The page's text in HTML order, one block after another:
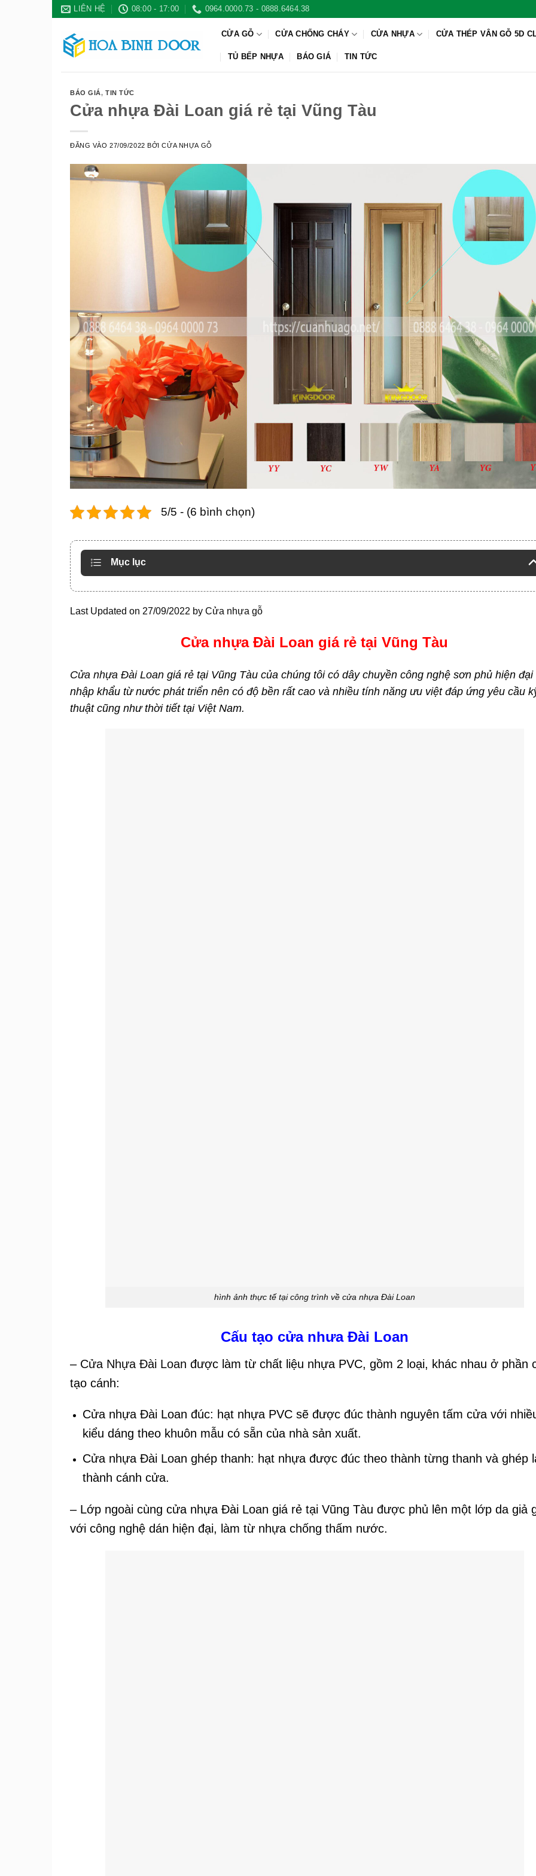
Bỏ
dung
LIÊN HỆ 08:00 - 17:00 0964.0000.73 - 0888.6464.38
CỬA GỖ CỬA CHỐNG CHÁY CỬA NHỰA CỬA THÉP VÂN GỖ 5D
TỦ BẾP NHỰA BÁO GIÁ TIN TỨC
BÁO GIÁ,TIN TỨC
Cửa nhựa Đài Loan giá rẻ tại Vũng Tàu
ĐĂNG VÀO27/09/2022 BỞICỬA NHỰA GỖ
5/5 - (6 bình chọn)
Mục lục
Last Updated on 27/09/2022 by Cửa nhựa gỗ
Cửa nhựa Đài Loan giá rẻ tại Vũng Tàu
Cửa nhựa Đài Loan giá rẻ tại Vũng Tàu của chúng tôi có dây chuyền công nghệ sơn phủ hiện đại
nhập khẩu từ nước phát triển nên có độ bền rất cao và nhiều tính năng ưu việt đáp ứng yêu cầu
thuật cũng như thời tiết tại Việt Nam.
hình ảnh thực tế tại công trình về cửa nhựa Đài Loan
Cấu tạo cửa nhưa Đài Loan
– Cửa Nhựa Đài Loan được làm từ chất liệu nhựa PVC, gồm 2 loại, khác nhau ở phần
tạo cánh:
Cửa nhựa Đài Loan đúc: hạt nhựa PVC sẽ được đúc thành nguyên tấm cửa với
kiểu dáng theo khuôn mẫu có sẵn của nhà sản xuất.
Cửa nhựa Đài Loan ghép thanh: hạt nhựa được đúc theo thành từng thanh và ghép
thành cánh cửa.
– Lớp ngoài cùng cửa nhựa Đài Loan giá rẻ tại Vũng Tàu được phủ lên một lớp da giả
với công nghệ dán hiện đại, làm từ nhựa chống thấm nước.